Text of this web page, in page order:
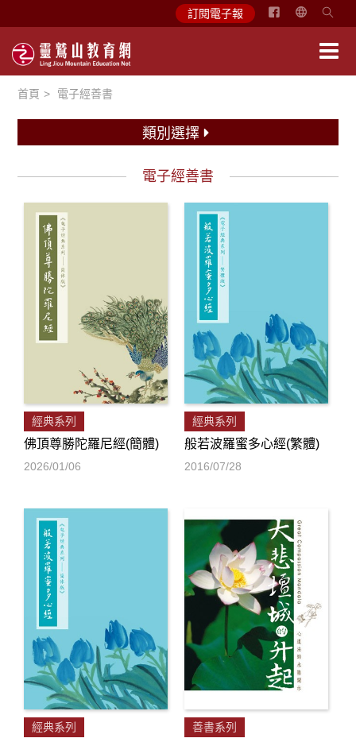
訂閱電子報
简
首頁 電子經善書
電子經善書
經典系列
佛頂尊勝陀羅尼經(簡體)
2026/01/06
經典系列
般若波羅蜜多心經(繁體)
2016/07/28
經典系列 善書系列
類別選擇